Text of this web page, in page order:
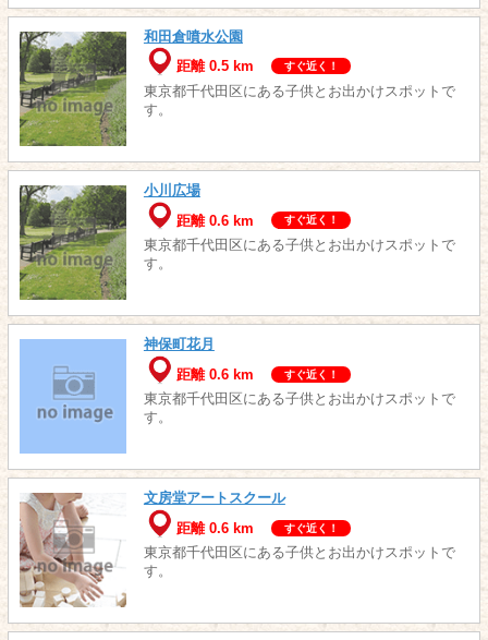
和田倉噴水公園
距離 0.5 km
すぐ近く！
東京都千代田区にある子供とお出かけスポットで
す。
小川広場
距離 0.6 km
すぐ近く！
東京都千代田区にある子供とお出かけスポットで
す。
神保町花月
距離 0.6 km
すぐ近く！
東京都千代田区にある子供とお出かけスポットで
す。
文房堂アートスクール
距離 0.6 km
すぐ近く！
東京都千代田区にある子供とお出かけスポットで
す。